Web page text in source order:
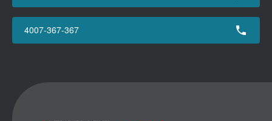
4007-367-367